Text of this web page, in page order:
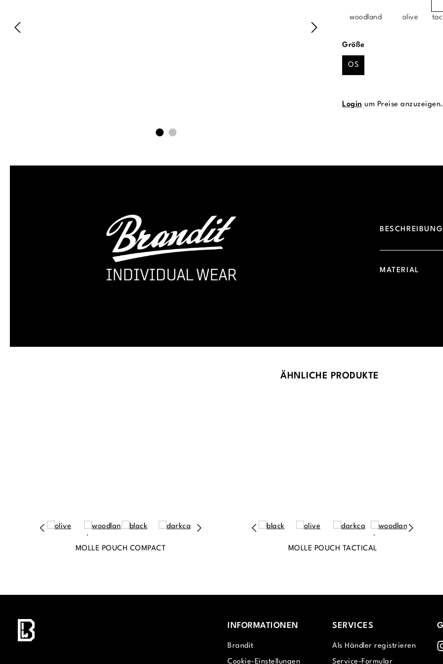
woodland olive
Größeauswählen
OS
Login um Preise anzuzeigen.
BESCHREIBUNG
MATERIAL
ÄHNLICHE PRODUKTE
MOLLE POUCH COMPACT MOLLE POUCH TACTICAL
INFORMATIONEN
Brandit
Cookie-Einstellungen
SERVICES
Als Händler registrieren
Service-Formular